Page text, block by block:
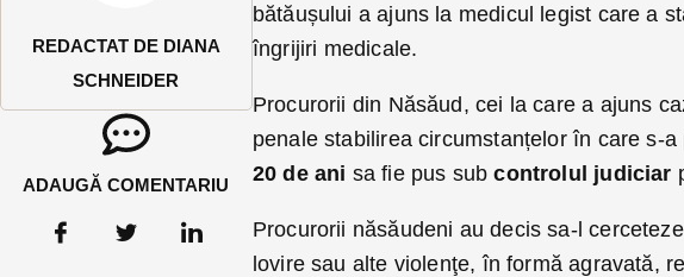
REDACTAT DE DIANA
SCHNEIDER
ADAUGĂ COMENTARIU
bătăușului a ajuns la medicul legist care a
îngrijiri medicale.
Procurorii din Năsăud, cei la care a ajuns
penale stabilirea circumstanțelor în care s-
20 de ani sa fie pus sub controlul judiciar
Procurorii năsăudeni au decis sa-l
lovire sau alte violenţe, în formă agravată,